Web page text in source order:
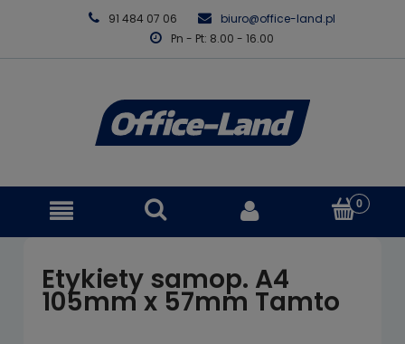
91 484 07 06
biuro@office-land.pl
Pn - Pt: 8.00 - 16.00
Etykiety samop. A4
105mm x 57mm Tamto